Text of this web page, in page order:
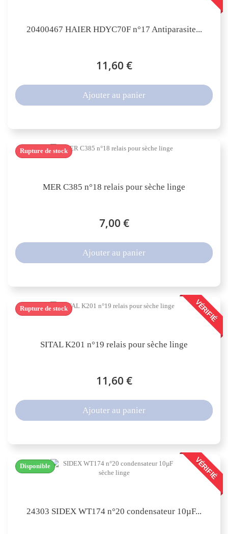
20400467 HAIER HDYC70F n°17 Antiparasite...
11,60 €
Ajouter au panier
MER C385 n°18 relais pour sèche linge
7,00 €
Rupture de stock
Ajouter au panier
VÉRIFIÉ
SITAL K201 n°19 relais pour sèche linge
11,60 €
Rupture de stock
Ajouter au panier
VÉRIFIÉ
24303 SIDEX WT174 n°20 condensateur 10µF...
Disponible